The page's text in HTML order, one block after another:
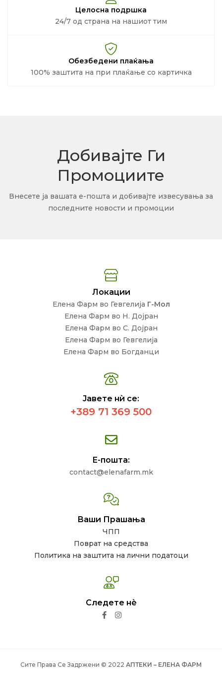
Целосна подршка
24/7 од страна на нашиот тим
Обезбедени плаќања
100% заштита на при плаќање со картичка
Добивајте Ги
Промоциите
Внесете ја вашата е-пошта и добивајте извесувања за
последните новости и промоции
Локации
Елена Фарм во Гевгелија Г-Мол
Елена Фарм во Н. Дојран
Елена Фарм во С. Дојран
Елена Фарм во Гевгелија
Елена Фарм во Богданци
Јавете нѝ се:
+389 71 369 500
Е-пошта:
contact@elenafarm.mk
Ваши Прашања
ЧПП
Поврат на средства
Политика на заштита на лични податоци
Следете нѐ
Сите Права Се Задржени © 2022 АПТЕКИ – ЕЛЕНА ФАРМ